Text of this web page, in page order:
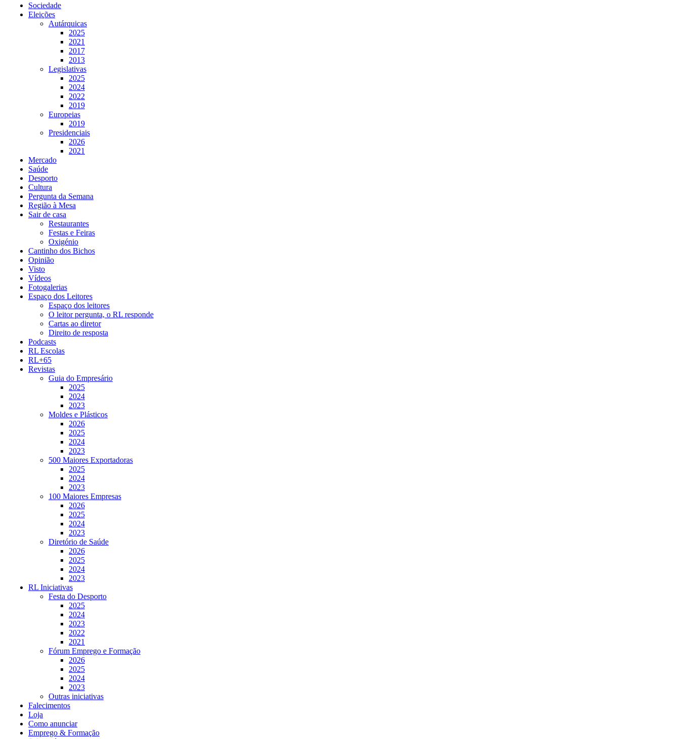
Sociedade
Eleições
Autárquicas
2025
2021
2017
2013
Legislativas
2025
2024
2022
2019
Europeias
2019
Presidenciais
2026
2021
Mercado
Saúde
Desporto
Cultura
Pergunta da Semana
Região à Mesa
Sair de casa
Restaurantes
Festas e Feiras
Oxigénio
Cantinho dos Bichos
Opinião
Visto
Vídeos
Fotogalerias
Espaço dos Leitores
Espaço dos leitores
O leitor pergunta, o RL responde
Cartas ao diretor
Direito de resposta
Podcasts
RL Escolas
RL+65
Revistas
Guia do Empresário
2025
2024
2023
Moldes e Plásticos
2026
2025
2024
2023
500 Maiores Exportadoras
2025
2024
2023
100 Maiores Empresas
2026
2025
2024
2023
Diretório de Saúde
2026
2025
2024
2023
RL Iniciativas
Festa do Desporto
2025
2024
2023
2022
2021
Fórum Emprego e Formação
2026
2025
2024
2023
Outras iniciativas
Falecimentos
Loja
Como anunciar
Emprego & Formação